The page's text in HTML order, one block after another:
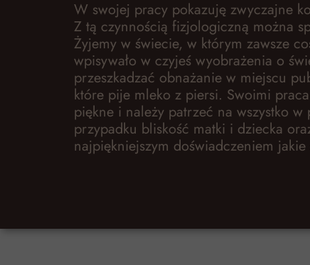
W swojej pracy pokazuję zwyczajne
Z tą czynnością fizjologiczną można
Żyjemy w świecie, w którym zawsze
wpisywało w czyjeś wyobrażenia o
przeszkadzać obnażanie w miejscu
które pije mleko z piersi. Swoimi
piękne i należy patrzeć na wszystko
przypadku bliskość matki i dziecka
najpiękniejszym doświadczeniem